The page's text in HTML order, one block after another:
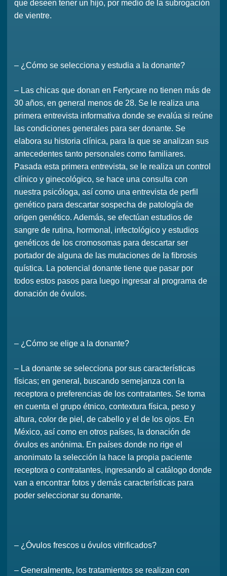
que deseen tener un hijo, por medio de la subrogación
de vientre.
– ¿Cómo se selecciona y estudia a la donante?
– Las chicas que donan en Fertycare no tienen más de
30 años, en general menos de 28. Se le realiza una
primera entrevista informativa donde se evalúa si reúne
las condiciones generales para ser donante. Se
elabora su historia clínica, para la que se analizan sus
antecedentes tanto personales como familiares.
Pasada esta primera entrevista, se le realiza un control
clínico y ginecológico, se hace una consulta con
nuestra psicóloga, así como una entrevista de perfil
genético para descartar sospecha de patología de
origen genético. Además, se efectúan estudios de
sangre de rutina, hormonal, infectológico y estudios
genéticos de los cromosomas para descartar ser
portador de alguna de las mutaciones de la fibrosis
quística. La potencial donante tiene que pasar por
todos estos pasos para luego ingresar al programa de
donación de óvulos.
– ¿Cómo se elige a la donante?
– La donante se selecciona por sus características
físicas; en general, buscando semejanza con la
receptora o preferencias de los contratantes. Se toma
en cuenta el grupo étnico, contextura física, peso y
altura, color de piel, de cabello y el de los ojos. En
México, así como en otros países, la donación de
óvulos es anónima. En países donde no rige el
anonimato la selección la hace la propia paciente
receptora o contratantes, ingresando al catálogo donde
van a encontrar fotos y demás características para
poder seleccionar su donante.
– ¿Óvulos frescos u óvulos vitrificados?
– Generalmente, los tratamientos se realizan con